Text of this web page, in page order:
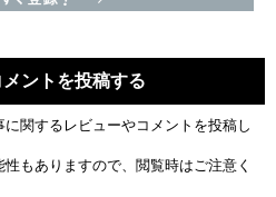
ントを投稿する
関するレビューやコメントを投稿し
もありますので、閲覧時はご注意く